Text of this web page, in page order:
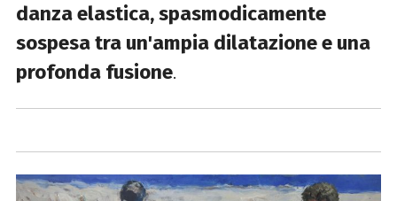
danza elastica, spasmodicamente
sospesa tra un'ampia dilatazione e una
profonda fusione.